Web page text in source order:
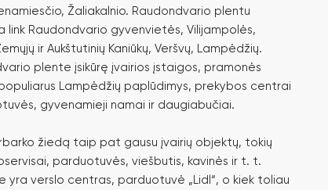
Žaliakalnio. Raudondvario plentu
link Raudondvario gyvenvietės, Vilijampolės,
ir Aukštutinių Kaniūkų, Veršvų, Lampėdžių.
plente įsikūrę įvairios įstaigos, pramonės
Lampėdžių paplūdimys, prekybos centrai
gyvenamieji namai ir daugiabučiai.
žiedą taip pat gausu įvairių objektų, tokių
parduotuvės, viešbutis, kavinės ir t. t.
yra verslo centras, parduotuvė „Lidl“, o kiek toliau